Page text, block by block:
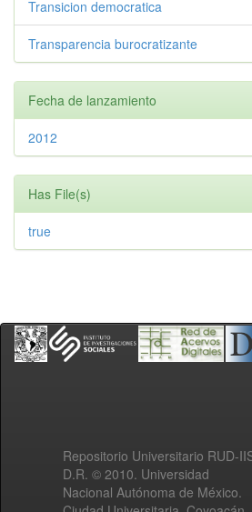
Transicion democratica
Transparencia burocratizante
Fecha de lanzamiento
2012
Has File(s)
true
Repositorio Universitario RUD-
D.R. © 2010. Universidad
Nacional Autónoma de México.